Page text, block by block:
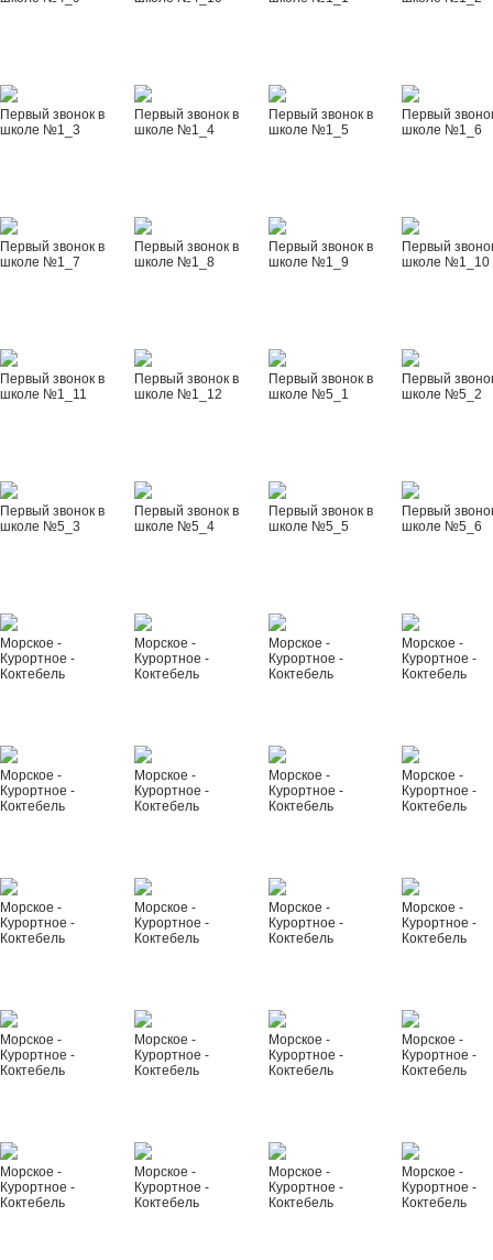
Первый звонок в
школе №1_3
Первый звонок в
школе №1_4
Первый звонок в
школе №1_5
Первый
школе №1_6
Первый звонок в
школе №1_7
Первый звонок в
школе №1_8
Первый звонок в
школе №1_9
Первый
школе №1_10
Первый звонок в
школе №1_11
Первый звонок в
школе №1_12
Первый звонок в
школе №5_1
Первый
школе №5_2
Первый звонок в
школе №5_3
Первый звонок в
школе №5_4
Первый звонок в
школе №5_5
Первый
школе №5_6
Морское -
Курортное -
Коктебель
Морское -
Курортное -
Коктебель
Морское -
Курортное -
Коктебель
Морское -
Курортное -
Коктебель
Морское -
Курортное -
Коктебель
Морское -
Курортное -
Коктебель
Морское -
Курортное -
Коктебель
Морское -
Курортное -
Коктебель
Морское -
Курортное -
Коктебель
Морское -
Курортное -
Коктебель
Морское -
Курортное -
Коктебель
Морское -
Курортное -
Коктебель
Морское -
Курортное -
Коктебель
Морское -
Курортное -
Коктебель
Морское -
Курортное -
Коктебель
Морское -
Курортное -
Коктебель
Морское -
Курортное -
Коктебель
Морское -
Курортное -
Коктебель
Морское -
Курортное -
Коктебель
Морское -
Курортное -
Коктебель